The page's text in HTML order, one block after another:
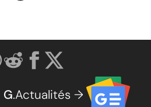
G.Actualités →